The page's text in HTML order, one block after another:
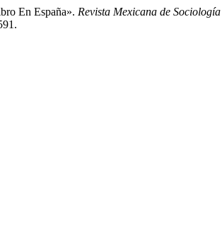
En España». Revista Mexicana de Sociología